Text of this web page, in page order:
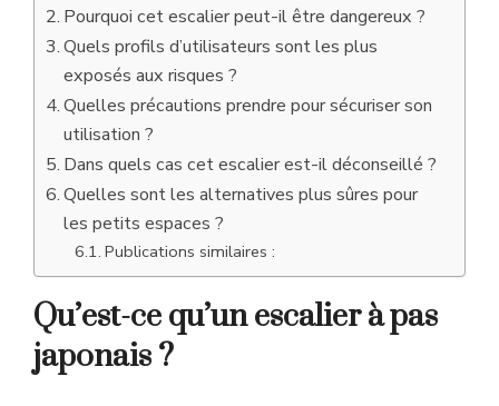
Pourquoi cet escalier peut-il être dangereux ?
Quels profils d’utilisateurs sont les plus
exposés aux risques ?
Quelles précautions prendre pour sécuriser son
utilisation ?
Dans quels cas cet escalier est-il déconseillé ?
Quelles sont les alternatives plus sûres pour
les petits espaces ?
Publications similaires :
Qu’est-ce qu’un escalier à pas
japonais ?